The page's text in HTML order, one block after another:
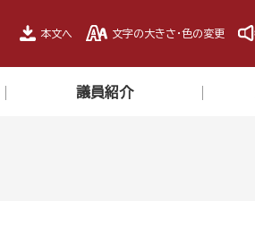
本文へ 文字の大きさ・色の変更
議員紹介